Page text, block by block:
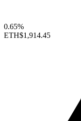
0.65%
ETH$1,914.45